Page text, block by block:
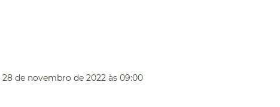
28 de novembro de 2022 às 09:00